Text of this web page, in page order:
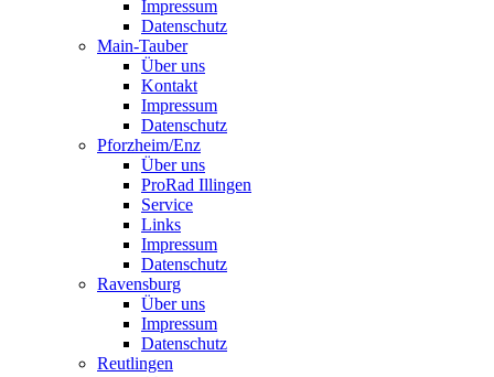
Impressum
Datenschutz
Main-Tauber
Über uns
Kontakt
Impressum
Datenschutz
Pforzheim/Enz
Über uns
ProRad Illingen
Service
Links
Impressum
Datenschutz
Ravensburg
Über uns
Impressum
Datenschutz
Reutlingen